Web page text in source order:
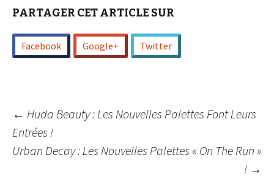
PARTAGER CET ARTICLE SUR
Facebook Google+ Twitter
Navigation
des
← Huda Beauty : Les Nouvelles Palettes Font Leurs
Entrées !
Urban Decay : Les Nouvelles Palettes « On The Run »
! →